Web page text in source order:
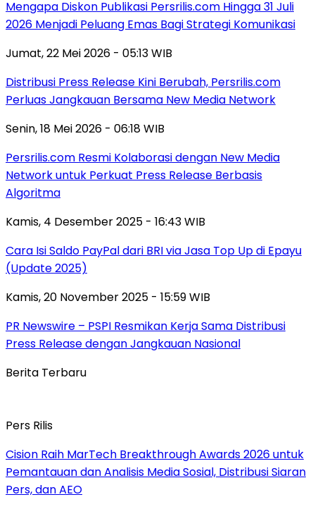
Mengapa Diskon Publikasi Persrilis.com Hingga 31 Juli
2026 Menjadi Peluang Emas Bagi Strategi Komunikasi
Jumat, 22 Mei 2026 - 05:13 WIB
Distribusi Press Release Kini Berubah, Persrilis.com
Perluas Jangkauan Bersama New Media Network
Senin, 18 Mei 2026 - 06:18 WIB
Persrilis.com Resmi Kolaborasi dengan New Media
Network untuk Perkuat Press Release Berbasis
Algoritma
Kamis, 4 Desember 2025 - 16:43 WIB
Cara Isi Saldo PayPal dari BRI via Jasa Top Up di Epayu
(Update 2025)
Kamis, 20 November 2025 - 15:59 WIB
PR Newswire – PSPI Resmikan Kerja Sama Distribusi
Press Release dengan Jangkauan Nasional
Berita Terbaru
Pers Rilis
Cision Raih MarTech Breakthrough Awards 2026 untuk
Pemantauan dan Analisis Media Sosial, Distribusi Siaran
Pers, dan AEO